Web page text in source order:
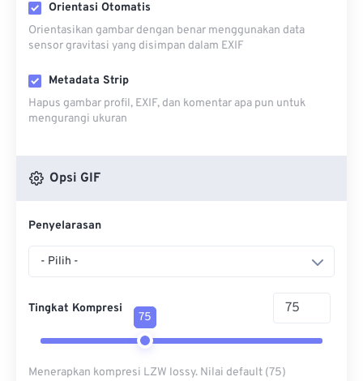
Orientasi Otomatis
Orientasikan gambar dengan benar menggunakan data
sensor gravitasi yang disimpan dalam EXIF
Metadata Strip
Hapus gambar profil, EXIF, dan komentar apa pun untuk
mengurangi ukuran
Opsi GIF
Penyelarasan
- Pilih -
Tingkat Kompresi
75
Menerapkan kompresi LZW lossy. Nilai default (75)